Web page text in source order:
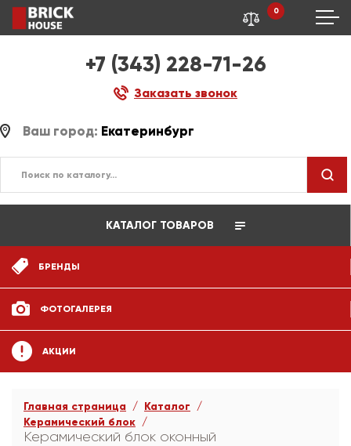
+7 (343) 228-71-26
Заказать звонок
0
Ваш город: Екатеринбург
КАТАЛОГ ТОВАРОВ
БРЕНДЫ
ФОТОГАЛЕРЕЯ
АКЦИИ
Главная страница
Каталог
Керамический блок
Керамический блок оконный